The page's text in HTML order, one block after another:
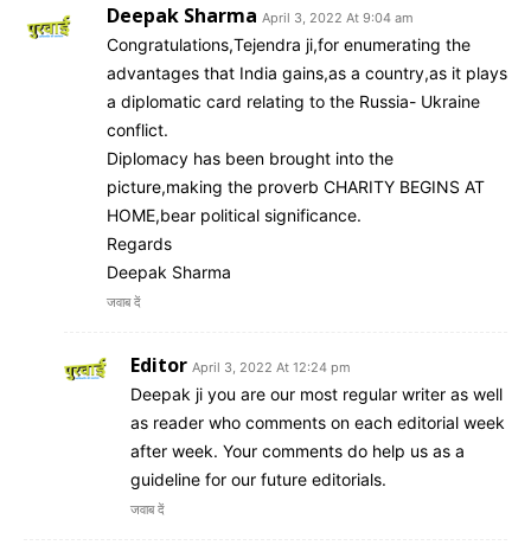
Deepak Sharma April 3, 2022 At 9:04 am
Congratulations,Tejendra ji,for enumerating the
advantages that India gains,as a country,as it plays
a diplomatic card relating to the Russia- Ukraine
conflict.
Diplomacy has been brought into the
picture,making the proverb CHARITY BEGINS AT
HOME,bear political significance.
Regards
Deepak Sharma
जवाब दें
Editor April 3, 2022 At 12:24 pm
Deepak ji you are our most regular writer as well
as reader who comments on each editorial week
after week. Your comments do help us as a
guideline for our future editorials.
जवाब दें